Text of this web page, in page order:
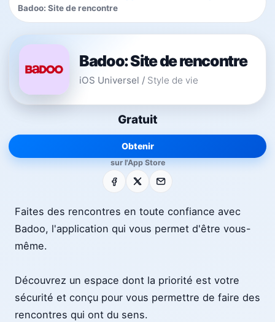
Badoo: Site de rencontre
Badoo: Site de rencontre
iOS Universel / Style de vie
Gratuit
Obtenir
sur l'App Store
Facebook E-mail
Faites des rencontres en toute confiance avec
Badoo, l'application qui vous permet d'être vous-
même.
Découvrez un espace dont la priorité est votre
sécurité et conçu pour vous permettre de faire des
rencontres qui ont du sens.